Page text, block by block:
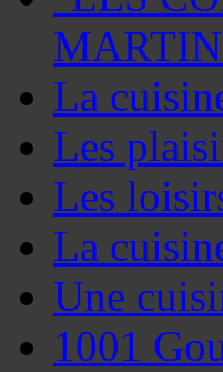
La
Les
Les
La
Une
1001